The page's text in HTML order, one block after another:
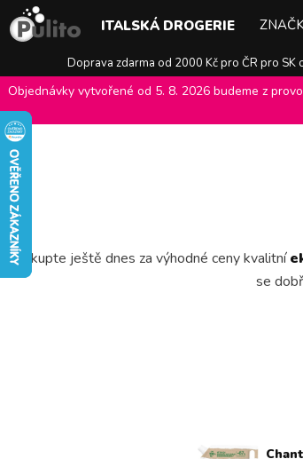
Doprava zdarma od 2000 Kč pro ČR pro SK
ITALSKÁ DROGERIE
Objednávky vytvořené od 5. 8. 2026 budeme z
E-shop Pulito Ekologické a bio
Nakupte ještě dnes za výhodné ceny kvalitní
se